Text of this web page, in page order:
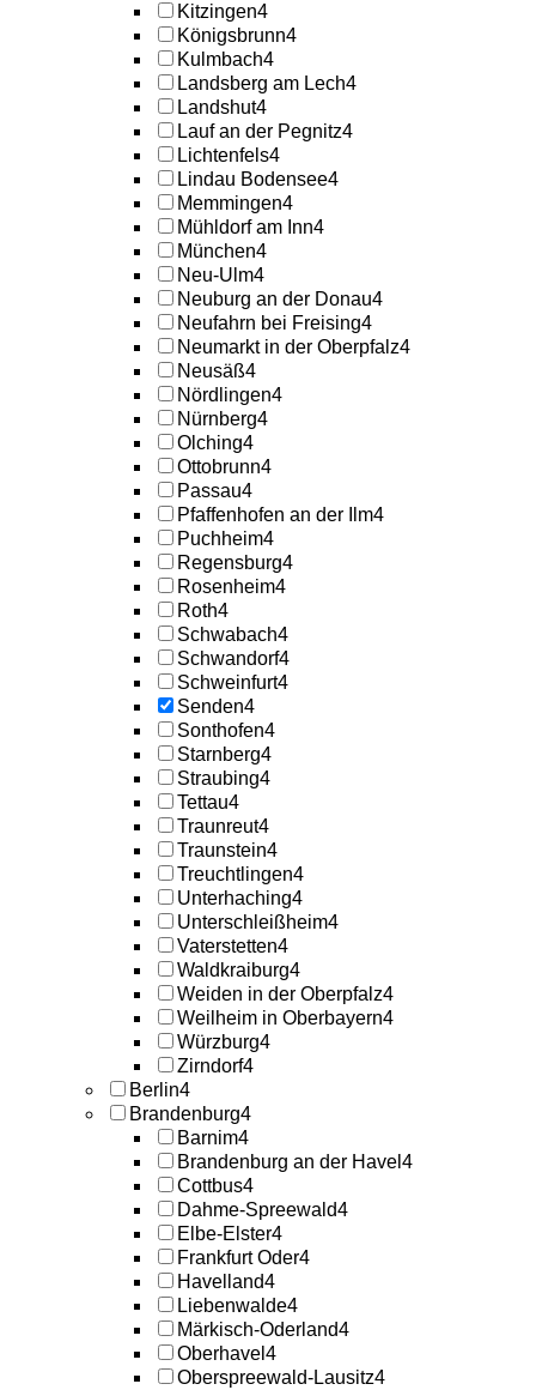
Kitzingen4
Königsbrunn4
Kulmbach4
Landsberg am Lech4
Landshut4
Lauf an der Pegnitz4
Lichtenfels4
Lindau Bodensee4
Memmingen4
Mühldorf am Inn4
München4
Neu-Ulm4
Neuburg an der Donau4
Neufahrn bei Freising4
Neumarkt in der Oberpfalz4
Neusäß4
Nördlingen4
Nürnberg4
Olching4
Ottobrunn4
Passau4
Pfaffenhofen an der Ilm4
Puchheim4
Regensburg4
Rosenheim4
Roth4
Schwabach4
Schwandorf4
Schweinfurt4
Senden4
Sonthofen4
Starnberg4
Straubing4
Tettau4
Traunreut4
Traunstein4
Treuchtlingen4
Unterhaching4
Unterschleißheim4
Vaterstetten4
Waldkraiburg4
Weiden in der Oberpfalz4
Weilheim in Oberbayern4
Würzburg4
Zirndorf4
Berlin4
Brandenburg4
Barnim4
Brandenburg an der Havel 4
Cottbus4
Dahme-Spreewald4
Elbe-Elster4
Frankfurt Oder4
Havelland4
Liebenwalde4
Märkisch-Oderland4
Oberhavel 4
Oberspreewald-Lausitz4